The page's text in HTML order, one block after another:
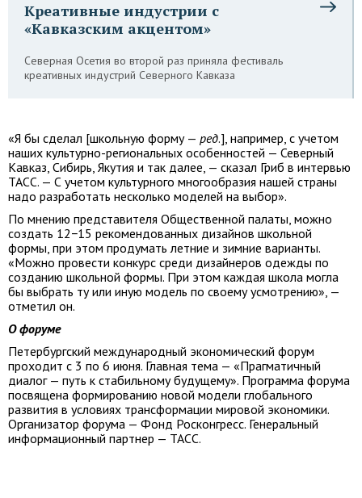
Креативные индустрии с
«Кавказским акцентом»
Северная Осетия во второй раз приняла фестиваль
креативных индустрий Северного Кавказа
«Я бы сделал [школьную форму — ред.], например, с учетом
наших культурно-региональных особенностей — Северный
Кавказ, Сибирь, Якутия и так далее, — сказал Гриб в интервью
ТАСС. — С учетом культурного многообразия нашей страны
надо разработать несколько моделей на выбор».
По мнению представителя Общественной палаты, можно
создать 12−15 рекомендованных дизайнов школьной
формы, при этом продумать летние и зимние варианты.
«Можно провести конкурс среди дизайнеров одежды по
созданию школьной формы. При этом каждая школа могла
бы выбрать ту или иную модель по своему усмотрению», —
отметил он.
О форуме
Петербургский международный экономический форум
проходит с 3 по 6 июня. Главная тема — «Прагматичный
диалог — путь к стабильному будущему». Программа форума
посвящена формированию новой модели глобального
развития в условиях трансформации мировой экономики.
Организатор форума — Фонд Росконгресс. Генеральный
информационный партнер — ТАСС.